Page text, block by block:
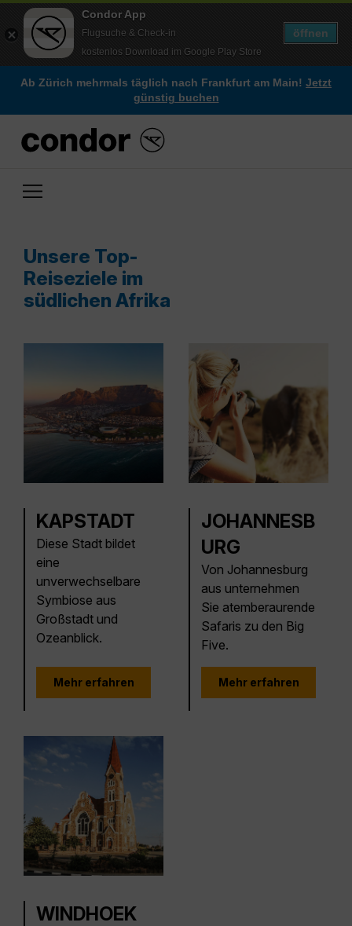
Condor App
Flugsuche & Check-in
kostenlos Download im Google Play Store
öffnen
Ab Zürich mehrmals täglich nach Frankfurt am Main! Jetzt
günstig buchen
Unsere Top-
Reiseziele im
südlichen Afrika
KAPSTADT
Diese Stadt bildet
eine
unverwechselbare
Symbiose aus
Großstadt und
Ozeanblick.
Mehr erfahren
JOHANNESB
URG
Von Johannesburg
aus unternehmen
Sie atemberaurende
Safaris zu den Big
Five.
Mehr erfahren
WINDHOEK